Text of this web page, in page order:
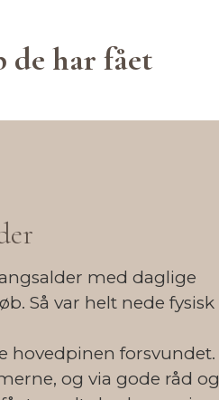
de har fået
med daglige
Så var helt nede fysisk
hovedpinen forsvundet.
og via gode råd og